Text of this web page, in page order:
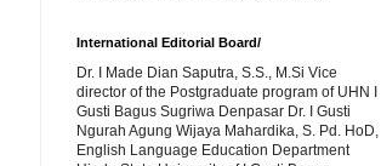
International Editorial Board/
Dr. I Made Dian Saputra, S.S., M.Si Vice
director of the Postgraduate program of UHN I
Gusti Bagus Sugriwa Denpasar Dr. I Gusti
Ngurah Agung Wijaya Mahardika, S. Pd. HoD,
English Language Education Department